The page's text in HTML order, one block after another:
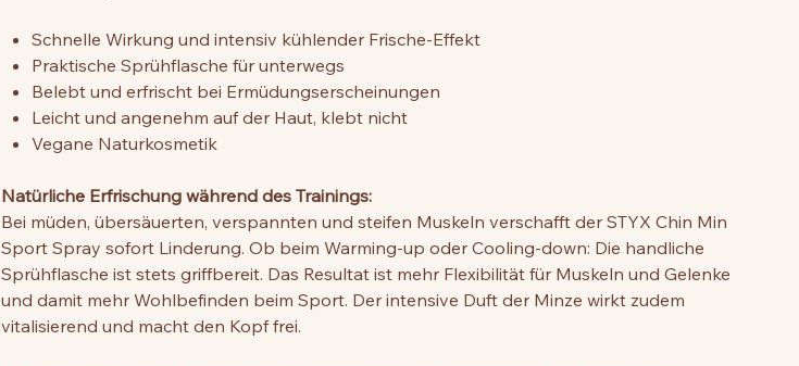
Schnelle Wirkung und intensiv kühlender Frische-Effekt
Praktische Sprühflasche für unterwegs
Belebt und erfrischt bei Ermüdungserscheinungen
Leicht und angenehm auf der Haut, klebt nicht
Vegane Naturkosmetik
Natürliche Erfrischung während des Trainings:
Bei müden, übersäuerten, verspannten und steifen Muskeln verschafft der STYX Chin Min
Sport Spray sofort Linderung. Ob beim Warming-up oder Cooling-down: Die handliche
Sprühflasche ist stets griffbereit. Das Resultat ist mehr Flexibilität für Muskeln und Gelenke
und damit mehr Wohlbefinden beim Sport. Der intensive Duft der Minze wirkt zudem
vitalisierend und macht den Kopf frei.